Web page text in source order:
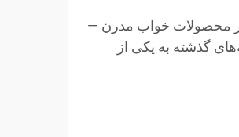
محصولات خواب مدرن —
گذشته به یکی از
شده است.